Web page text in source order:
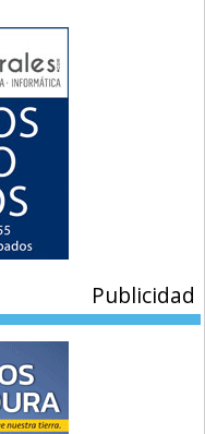
Publicidad